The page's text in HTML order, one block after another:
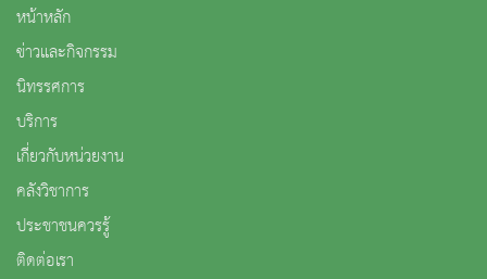
หน้าหลัก
ข่าวและกิจกรรม
นิทรรศการ
บริการ
เกี่ยวกับหน่วยงาน
คลังวิชาการ
ประชาชนควรรู้
ติดต่อเรา